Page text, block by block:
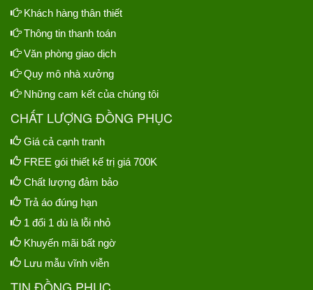
Khách hàng thân thiết
Thông tin thanh toán
Văn phòng giao dịch
Quy mô nhà xưởng
Những cam kết của chúng tôi
CHẤT LƯỢNG ĐỒNG PHỤC
Giá cả cạnh tranh
FREE gói thiết kế trị giá 700K
Chất lượng đảm bảo
Trả áo đúng hạn
1 đổi 1 dù là lỗi nhỏ
Khuyến mãi bất ngờ
Lưu mẫu vĩnh viễn